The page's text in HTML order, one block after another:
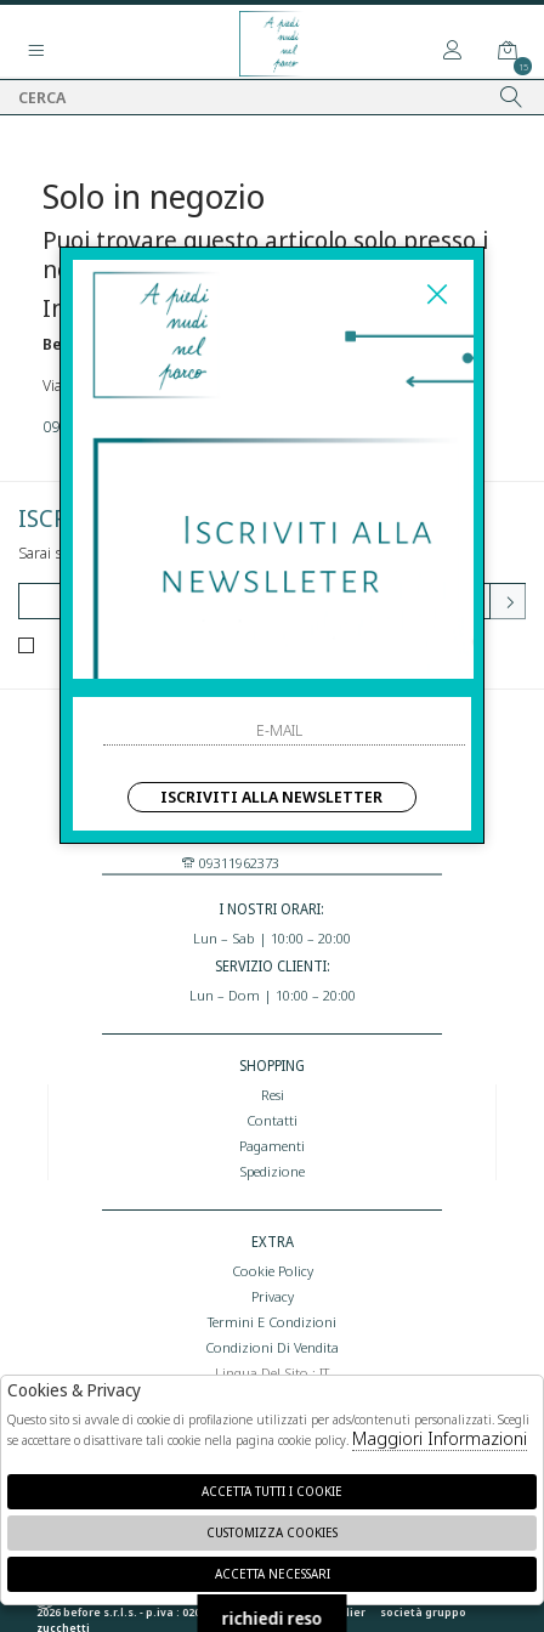
15
Solo in negozio
Puoi trovare questo articolo solo presso i
nostri punti vendita:
Info contatti
Before s.r.l.s.
Via Della Maestranza , 23 96100 Siracusa
09311962373
ISCRIVITI ALLA NEWSLETTER
Sarai sempre aggiornato su offerte e promozioni.
Before S.r.l.s.
Via Della Maestranza , 23
96100 Siracusa - Italia
Eshop@apiedinudinelparcoboutique.com
09311962373
I NOSTRI ORARI:
Lun – Sab | 10:00 – 20:00
SERVIZIO CLIENTI:
Lun – Dom | 10:00 – 20:00
SHOPPING
Resi
Contatti
Pagamenti
Spedizione
EXTRA
Cookie Policy
Privacy
Termini E Condizioni
Condizioni Di Vendita
Lingua Del Sito : IT
FOLLOW US
2026 before s.r.l.s. - p.iva : 02066400892 powered by atelier società gruppo
zucchetti
🍪
ISCRIVITI ALLA NEWSLETTER
richiedi reso
Cookies & Privacy
Questo sito si avvale di cookie di profilazione utilizzati per ads/contenuti personalizzati. Scegli
se accettare o disattivare tali cookie nella pagina cookie policy. Maggiori Informazioni
ACCETTA TUTTI I COOKIE
CUSTOMIZZA COOKIES
ACCETTA NECESSARI